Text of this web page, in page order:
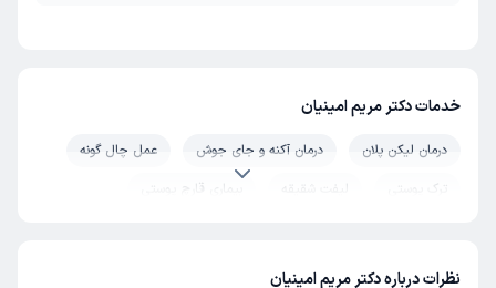
خدمات دکتر مریم امینیان
درمان لیکن پلان درمان آکنه و جای جوش
عمل چال گونه
ترک پوستی
لیفت شقیقه
بیماری قارچ پوستی
تزریق ژل
لک پوستی
نظرات درباره دکتر مریم امینیان